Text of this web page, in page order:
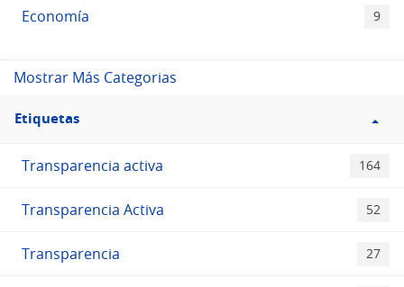
Economía 9
Mostrar Más Categorias
Filtro
Etiquetas
Etiquetas
Transparencia activa 164
Transparencia Activa 52
Transparencia 27